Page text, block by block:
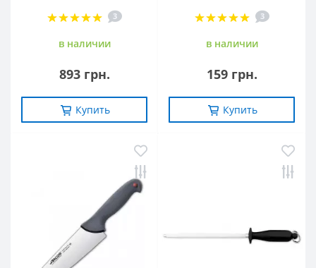
3
в наличии
893 грн.
Купить
3
в наличии
159 грн.
Купить